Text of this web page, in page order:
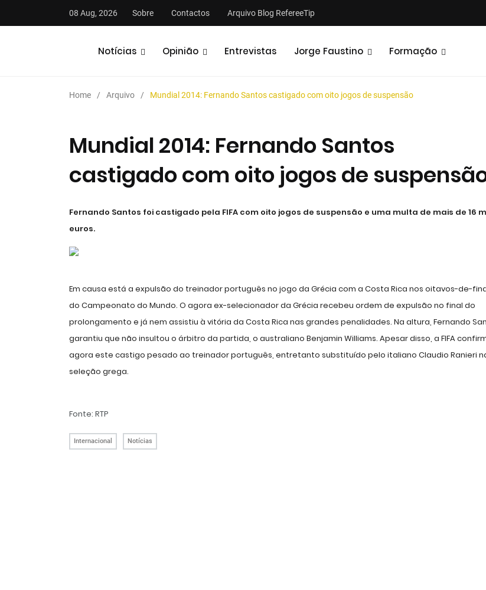
08 Aug, 2026 Sobre Contactos Arquivo Blog RefereeTip
Notícias Opinião Entrevistas Jorge Faustino Formação
Home Arquivo Mundial 2014: Fernando Santos castigado com oito jogos de suspensão
Mundial 2014: Fernando Santos
castigado com oito jogos de
Fernando Santos foi castigado pela FIFA com oito jogos de suspensão e uma multa de mais de 16
euros.
Em causa está a expulsão do treinador português no jogo da Grécia com a Costa Rica nos oitavos-de-
do Campeonato do Mundo. O agora ex-selecionador da Grécia recebeu ordem de expulsão no final do
prolongamento e já nem assistiu à vitória da Costa Rica nas grandes penalidades. Na altura, Fernando
garantiu que não insultou o árbitro da partida, o australiano Benjamin Williams. Apesar disso, a FIFA
agora este castigo pesado ao treinador português, entretanto substituído pelo italiano Claudio Ranieri
seleção grega.
Fonte: RTP
Internacional Notícias
Análises